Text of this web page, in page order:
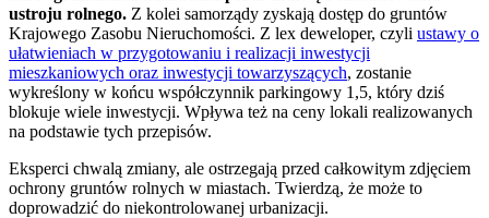
ustroju rolnego. Z kolei samorządy zyskają dostęp do gruntów
Krajowego Zasobu Nieruchomości. Z lex deweloper, czyli ustawy o
ułatwieniach w przygotowaniu i realizacji inwestycji
mieszkaniowych oraz inwestycji towarzyszących, zostanie
wykreślony w końcu współczynnik parkingowy 1,5, który dziś
blokuje wiele inwestycji. Wpływa też na ceny lokali realizowanych
na podstawie tych przepisów.
Eksperci chwalą zmiany, ale ostrzegają przed całkowitym zdjęciem
ochrony gruntów rolnych w miastach. Twierdzą, że może to
doprowadzić do niekontrolowanej urbanizacji.